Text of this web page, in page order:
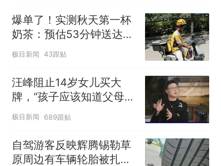
爆单了！实测秋天第一杯
奶茶：预估53分钟送达，
实际耗时92分钟
极目新闻 43跟贴
汪峰阻止14岁女儿买大
牌，“孩子应该知道父母的
不易”，称自己买衣服80%
极目新闻 689跟贴
自驾游客反映辉腾锡勒草
原周边有车辆轮胎被扎，